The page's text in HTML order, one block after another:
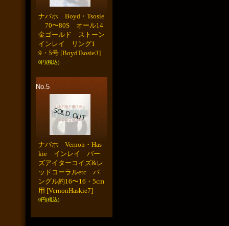
ナバホ Boyd・Tsosie
70〜80S オール14
金ゴールド ストーン
インレイ リング1
9・5号 [BoydTsosie3]
0円(税込)
No.5
ナバホ Vernon・Has
kie インレイ バー
ズアイターコイズ&レ
ッドコーラルetc バ
ングル約16〜16・5cm
用 [VernonHaskie7]
0円(税込)